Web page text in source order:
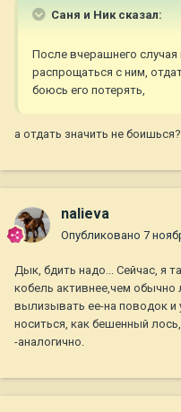
Саня и Ник сказал:
После вчерашнего случая
распрощаться с ним,
боюсь его потерять,
а отдать значить не боишься?
nalieva
Опубликовано 7
Дык, бдить надо... Сейчас, я
кобель активнее,чем обычно
вылизывать ее-на поводок и
носиться, как бешенный
-аналогично.